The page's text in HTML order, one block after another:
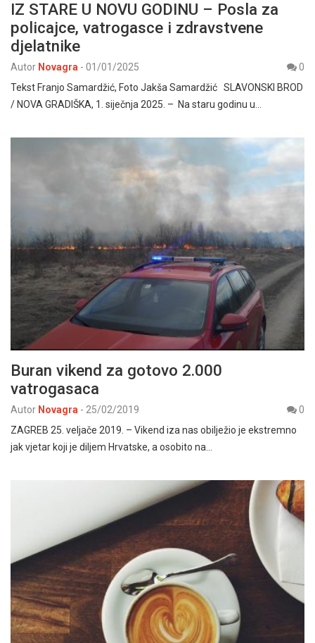
IZ STARE U NOVU GODINU – Posla za
policajce, vatrogasce i zdravstvene
djelatnike
Autor Novagra - 01/01/2025
0
Tekst Franjo Samardžić, Foto Jakša Samardžić SLAVONSKI BROD
/ NOVA GRADIŠKA, 1. siječnja 2025. – Na staru godinu u…
Buran vikend za gotovo 2.000
vatrogasaca
Autor Novagra - 25/02/2019
0
ZAGREB 25. veljače 2019. – Vikend iza nas obilježio je ekstremno
jak vjetar koji je diljem Hrvatske, a osobito na…